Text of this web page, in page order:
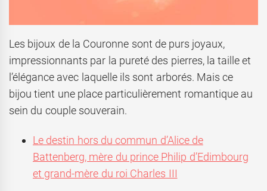
Les bijoux de la Couronne sont de purs joyaux,
impressionnants par la pureté des pierres, la taille et
l’élégance avec laquelle ils sont arborés. Mais ce
bijou tient une place particulièrement romantique au
sein du couple souverain.
Le destin hors du commun d’Alice de
Battenberg, mère du prince Philip d’Edimbourg
et grand-mère du roi Charles III